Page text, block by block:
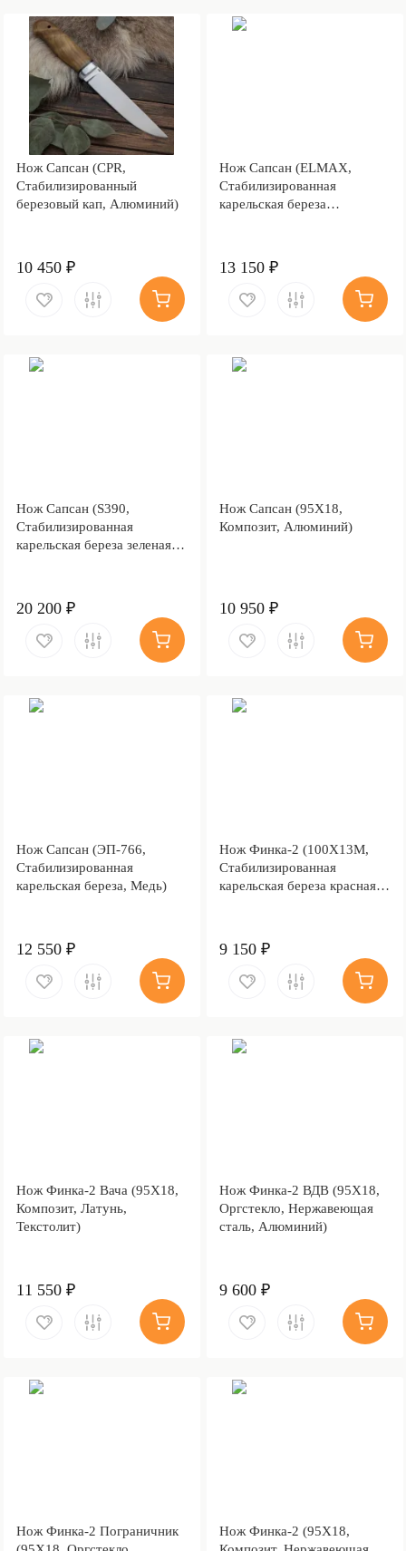
Нож Сапсан (CPR,
Стабилизированный
березовый кап, Алюминий)
10 450 ₽
Нож Сапсан (ELMAX,
Стабилизированная
карельская береза
13 150 ₽
Нож Сапсан (S390,
Стабилизированная
карельская береза зеленая,
20 200 ₽
Нож Сапсан (95Х18,
Композит, Алюминий)
10 950 ₽
Нож Сапсан (ЭП-766,
Стабилизированная
карельская береза, Медь)
12 550 ₽
Нож Финка-2 (100Х13М,
Стабилизированная
карельская береза красная,
Sandwave)
9 150 ₽
Нож Финка-2 Вача (95Х18,
Композит, Латунь,
Текстолит)
11 550 ₽
Нож Финка-2 ВДВ (95Х18,
Оргстекло, Нержавеющая
сталь, Алюминий)
9 600 ₽
Нож Финка-2 Пограничник
Нож Финка-2 (95Х18,